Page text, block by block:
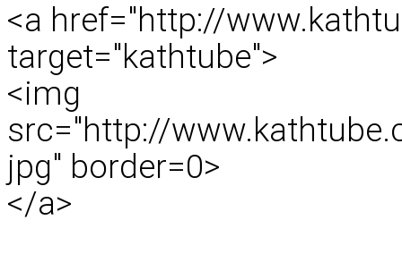
<a href="http://
target="kathtube">
<img
src="http://
jpg" border=0>
</a>